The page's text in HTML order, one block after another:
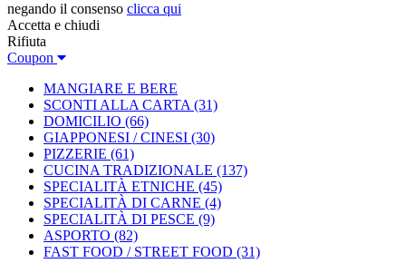
negando il consenso clicca qui
Accetta e chiudi
Rifiuta
Coupon
MANGIARE E BERE
SCONTI ALLA CARTA (31)
DOMICILIO (66)
GIAPPONESI / CINESI (30)
PIZZERIE (61)
CUCINA TRADIZIONALE (137)
SPECIALITÀ ETNICHE (45)
SPECIALITÀ DI CARNE (4)
SPECIALITÀ DI PESCE (9)
ASPORTO (82)
FAST FOOD / STREET FOOD (31)